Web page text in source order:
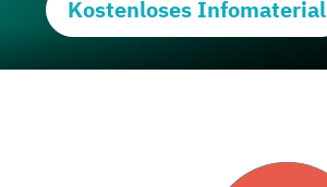
Kostenloses Infomaterial